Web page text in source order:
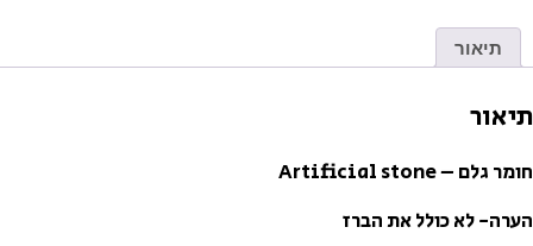
תיאור
תיאור
חומר גלם – Artificial stone
הערה- לא כולל את הברז